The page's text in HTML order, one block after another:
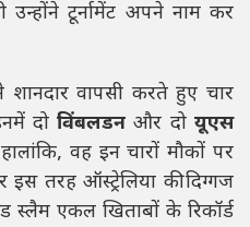
टूर्नामेंट अपने नाम कर
वापसी करते हुए चार
दोविंबलडन और दोयूएस
वह इन चारों मौकों पर
तरह ऑस्ट्रेलिया की दिग्गज
स्लैम एकल खिताबों के रिकॉर्ड